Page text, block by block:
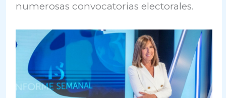
numerosas convocatorias electorales.